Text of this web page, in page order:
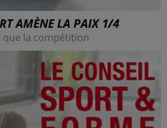
AMÈNE LA PAIX 1/4
la compétition